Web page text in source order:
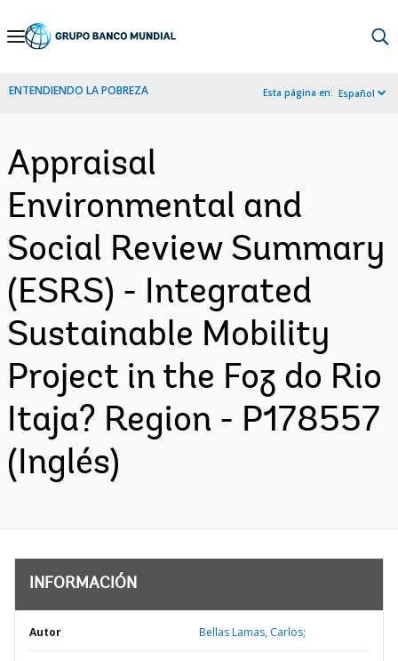
Skip
Navigation
ENTENDIENDO LA POBREZA Esta página en: Español
Appraisal
Environmental and
Social Review Summary
(ESRS) - Integrated
Sustainable Mobility
Project in the Foz do Rio
Itaja? Region - P178557
(Inglés)
INFORMACIÓN
Autor Bellas Lamas, Carlos;